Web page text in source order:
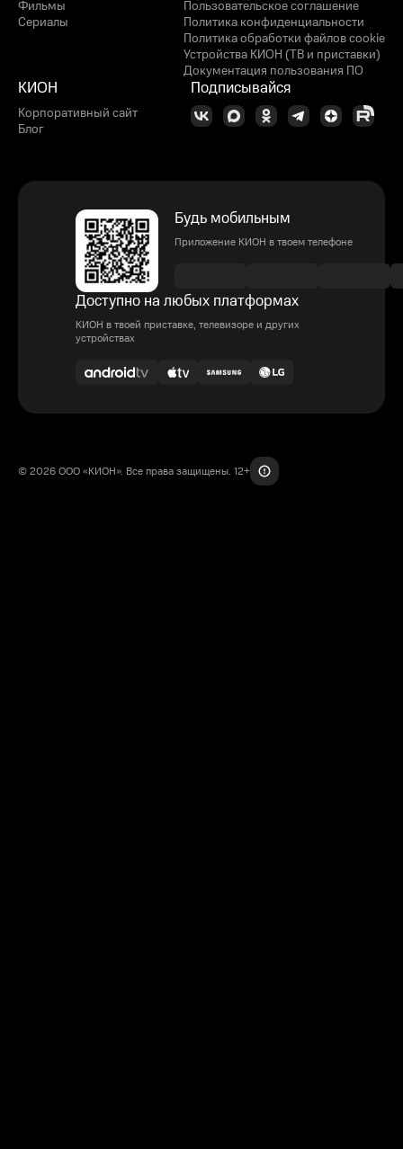
Фильмы
Сериалы
Пользовательское соглашение
Политика конфиденциальности
Политика обработки файлов cookie
Устройства КИОН (ТВ и приставки)
Документация пользования ПО
КИОН
Корпоративный сайт
Блог
Подписывайся
Будь мобильным
Приложение КИОН в твоем телефоне
Доступно на любых платформах
КИОН в твоей приставке, телевизоре и других
устройствах
© 2026 ООО «КИОН». Все права защищены. 12+